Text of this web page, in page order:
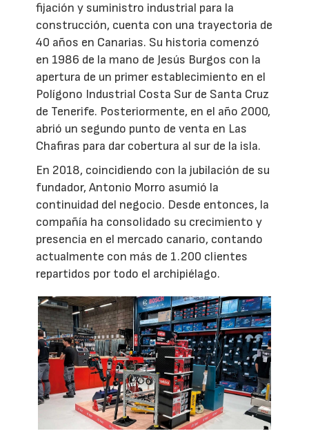
fijación y suministro industrial para la
construcción, cuenta con una trayectoria de
40 años en Canarias. Su historia comenzó
en 1986 de la mano de Jesús Burgos con la
apertura de un primer establecimiento en el
Polígono Industrial Costa Sur de Santa Cruz
de Tenerife. Posteriormente, en el año 2000,
abrió un segundo punto de venta en Las
Chafiras para dar cobertura al sur de la isla.
En 2018, coincidiendo con la jubilación de su
fundador, Antonio Morro asumió la
continuidad del negocio. Desde entonces, la
compañía ha consolidado su crecimiento y
presencia en el mercado canario, contando
actualmente con más de 1.200 clientes
repartidos por todo el archipiélago.